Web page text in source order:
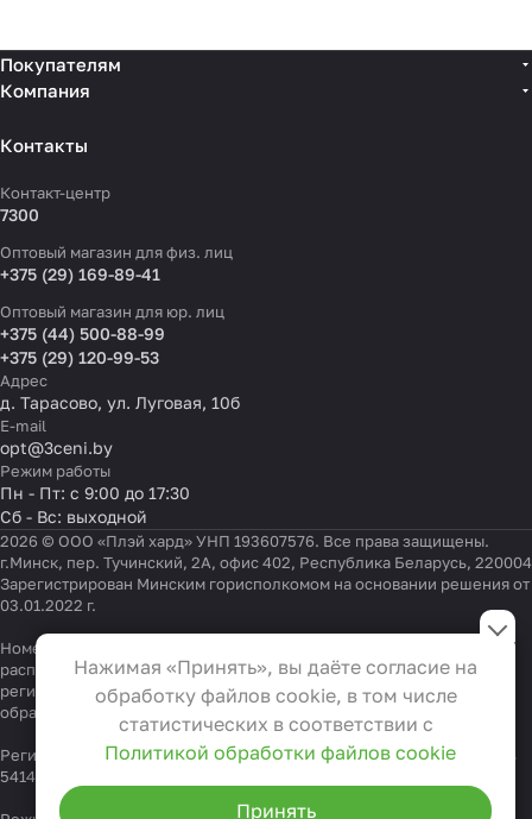
Покупателям
Компания
Контакты
Контакт-центр
7300
Оптовый магазин для физ. лиц
+375 (29) 169-89-41
Оптовый магазин для юр. лиц
+375 (44) 500-88-99
+375 (29) 120-99-53
Адрес
д. Тарасово, ул. Луговая, 10б
E-mail
opt@3ceni.by
Режим работы
Пн - Пт: с 9:00 до 17:30
Сб - Вс: выходной
2026 © ООО «Плэй хард» УНП 193607576. Все права защищены.
г.Минск, пер. Тучинский, 2А, офис 402, Республика Беларусь, 220004
Зарегистрирован Минским горисполкомом на основании решения от
03.01.2022 г.
Номер телефона работников местных исполнительных и
распорядительных органов по месту государственной
регистрации ООО «Плэй хард», уполномоченных рассматривать
обращения покупателей:
+375 17 323-41-58 ,
Регистрационный номер в Торговом реестре Республики Беларусь
541404 от 19.09.2022
Настройки файлов cookie
Функциональные
Эти файлы необходимы для
функционирования сайта и не
могут быть отключены в наших
системах. Вы можете настроить
браузер так, чтобы он блокировал
Нажимая «Принять», вы даёте согласие на
обработку файлов cookie, в том числе
статистических в соответствии с
Политикой обработки файлов cookie
Принять